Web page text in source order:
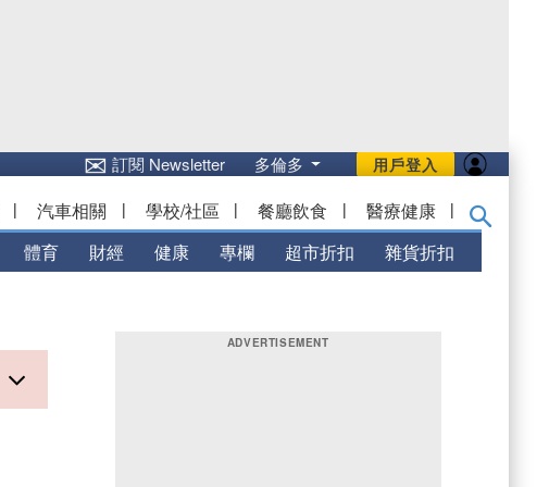
用戶登入
✉訂閱 Newsletter 多倫多
| 汽車相關 | 學校/社區 | 餐廳飲食 | 醫療健康 |
體育 財經 健康 專欄 超市折扣 雜貨折扣